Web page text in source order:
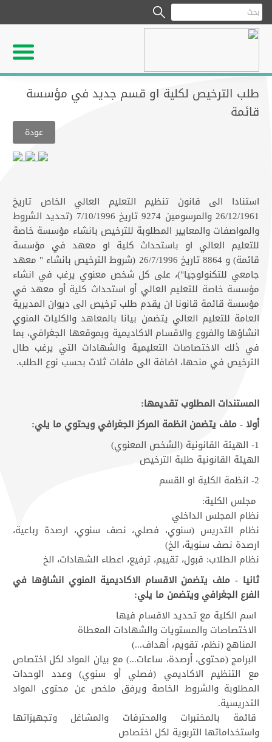
طلب الترخيص لكلية او قسم جديد في مؤسسة
قائمة
عودة
استنادا الى قانون تنظيم التعليم العالي الخاص تاريخ
26/12/1961 والمرسومين 9274 تاريخ 7/10/1996 (تحديد الشروط
والمواصفات والمعايير المطلوبة للترخيص بانشاء مؤسسة خاصة
للتعليم العالي او باستحداث كلية او معهد في مؤسسة
قائمة) و 8864 تاريخ 26/7/1996 (شروط الترخيص بانشاء " معهد
جامعي للتكنولوجيا")، على كل شخص معنوي يرغب في انشاء
مؤسسة خاصة للتعليم العالي أو استحداث كلية أو معهد في
مؤسسة قائمة قانونا ان يقدم طلب ترخيص الى ديوان المديرية
العامة للتعليم العالي يتضمن بيانا بالمعاهد والكليات المنوي
انشاؤها والفروع والاقسام الاكاديمية وبموقعها الجغرافي، بما
في ذلك الاختصاصات التعليمية والشهادات التي يرغب طال
الترخيص في منحها، اضافة الى ملفات ثلاث بحسب نوع الطلب.
المستندات المطلوب تقديمها:
أولا - ملف يتضمن انظمة المركز الجغرافي ويحتوي ما يلي:
الهيئة القانونية طلبة الترخيص
مجلس الكلية:
نظام المجلس الداخلي
نظام التدريس (سنوي، فصلي، نصف سنوي، ارصدة رباعية،
ارصدة نصف سنوية، الخ)
نظام الطلاب: قبول، تقييم، ترفيع، اعطاء الشهادات، الخ
ثانيا - ملف يتضمن الاقسام الاكاديمية المنوي انشاؤها في
الفرع الجغرافي ويتضمن ما يلي:
اسم الكلية مع تحديد الاقسام فيها
الاختصاصات والمستويات والشهادات المعطاة
المناهج (نظم، تقويم، أهداف...)
البرامج (محتوى، أرصدة، ساعات...) مع بيان المواد لكل اختصاص
مع التنظيم الاكاديمي (فصلي أو سنوي) وعدد الوحدات
المطلوبة والشروط الخاصة ويرفق ملخص عن محتوى المواد
التدريسية.
قائمة بالمختبرات والمحترفات والمشاغل وتجهيزاتها
واستخداماتها التربوية لكل اختصاص